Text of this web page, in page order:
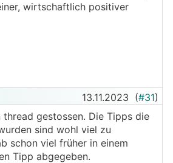
wirtschaftlich positiver
13.11.2023 (#31)
gestossen. Die Tipps die
sind wohl viel zu
schon viel früher in einem
Tipp abgegeben.